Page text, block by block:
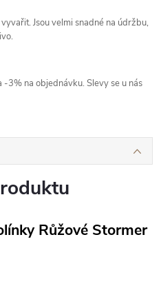
Jsou velmi snadné na údržbu,
3% na objednávku. Slevy se u nás
Růžové Stormer